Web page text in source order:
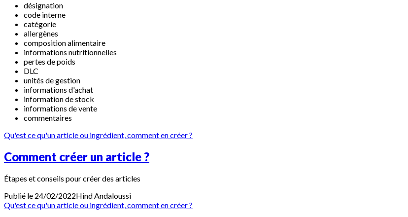
désignation
code interne
catégorie
allergènes
composition alimentaire
informations nutritionnelles
pertes de poids
DLC
unités de gestion
informations d'achat
information de stock
informations de vente
commentaires
Qu'est ce qu'un article ou ingrédient, comment en créer ?
Comment créer un article ?
Étapes et conseils pour créer des articles
Publié le 24/02/2022HindAndaloussi
Qu'est ce qu'un article ou ingrédient, comment en créer ?